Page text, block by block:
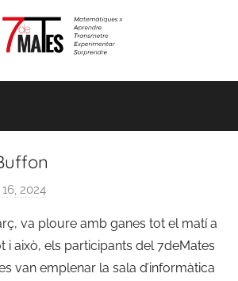
2024
r
a
d
va ploure amb ganes tot el matí a
i això, els participants del 7deMates
van emplenar la sala d’informàtica